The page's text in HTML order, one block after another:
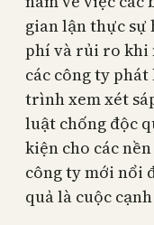
gian lận thực sự
phí và rủi ro khi
các công ty
trình xem xét
luật chống độc
kiện cho các
công ty mới nổi
quả là cuộc